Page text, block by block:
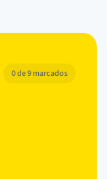
0 de 9 marcados